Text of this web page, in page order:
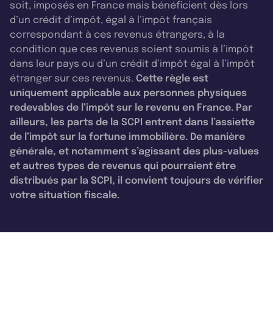
soit, imposés en France mais bénéficient dès lors
d’un crédit d’impôt, égal à l’impôt français
correspondant à ces revenus étrangers, à la
condition que ces revenus soient soumis à l’impôt
dans leur pays ou d’un crédit d’impôt égal à l’impôt
étranger sur ces revenus. Cette règle est
uniquement applicable aux personnes physiques
redevables de l’impôt sur le revenu en France. Par
ailleurs, les parts de la SCPI entrent dans l’assiette
de l’impôt sur la fortune immobilière. De manière
générale, et notamment s’agissant des plus-values
et autres types de revenus qui pourraient être
distribués par la SCPI, il convient toujours de vérifier
votre situation fiscale.